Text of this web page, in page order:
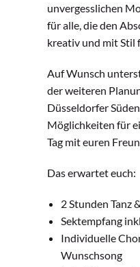
unvergesslichen
für alle, die den
kreativ und mit Stil
Auf Wunsch
der weiteren
Düsseldorfer
Möglichkeiten für
Tag mit euren
Das erwartet euch:
2 Stunden Tanz
Sektempfang
Individuelle
Wunschsong